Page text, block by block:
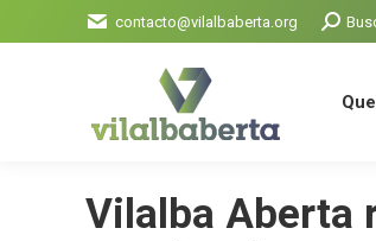
contacto@vilalbaberta.org Search:
Vilalba Aberta